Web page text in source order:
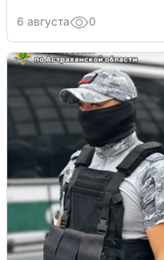
6 августа 0